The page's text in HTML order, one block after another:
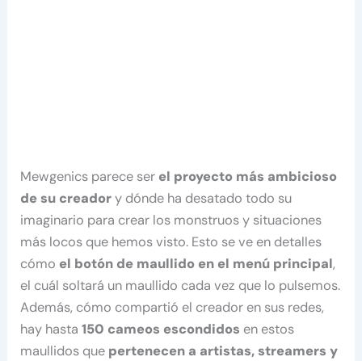
Mewgenics parece ser el proyecto más ambicioso
de su creadory dónde ha desatado todo su
imaginario para crear los monstruos y situaciones
más locos que hemos visto. Esto se ve en detalles
cómo el botón de maullido en el menú principal,
el cuál soltará un maullido cada vez que lo pulsemos.
Además, cómo compartió el creador en sus redes,
hay hasta150 cameos escondidos en estos
maullidos que pertenecen a artistas, streamers y